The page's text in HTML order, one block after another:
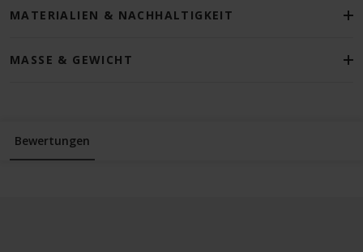
MATERIALIEN & NACHHALTIGKEIT
MASSE & GEWICHT
Bewertungen